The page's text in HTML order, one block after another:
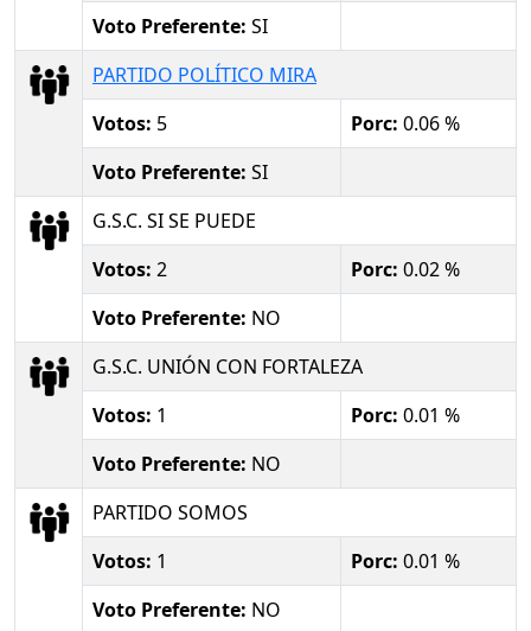
Voto Preferente: SI
PARTIDO POLÍTICO MIRA
Votos: 5 Porc: 0.06 %
Voto Preferente: SI
G.S.C. SI SE PUEDE
Votos: 2 Porc: 0.02 %
Voto Preferente: NO
G.S.C. UNIÓN CON FORTALEZA
Votos: 1 Porc: 0.01 %
Voto Preferente: NO
PARTIDO SOMOS
Votos: 1 Porc: 0.01 %
Voto Preferente: NO